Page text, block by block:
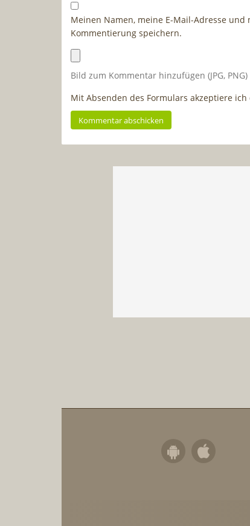
Meinen Namen, meine E-Mail-Adresse
Kommentierung speichern.
Bild zum Kommentar hinzufügen (JPG, PNG)
Mit Absenden des Formulars akzeptiere ich